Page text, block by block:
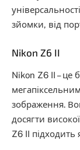
зйомки, від
Nikon Z6 II
Nikon Z6 II – це
зображення.
досягти
Z6 II підходить